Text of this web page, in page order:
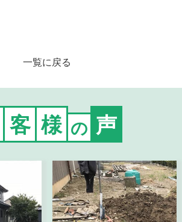
一覧に戻る
客 様 の 声